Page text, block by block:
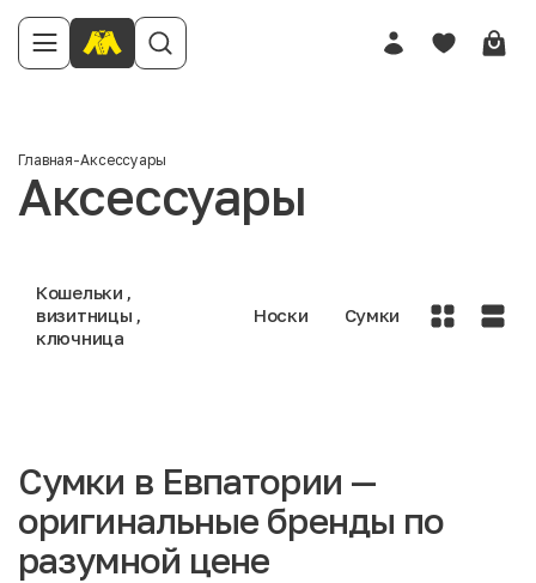
Главная-Аксессуары
Аксессуары
Кошельки ,
визитницы ,
ключница
Носки Сумки
Сумки в Евпатории —
оригинальные бренды по
разумной цене